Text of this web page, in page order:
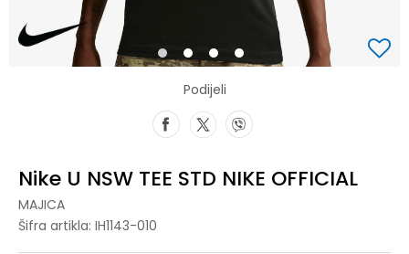
1 2 3 4
Podijeli
Nike U NSW TEE STD NIKE OFFICIAL
MAJICA
Šifra artikla: IH1143-010